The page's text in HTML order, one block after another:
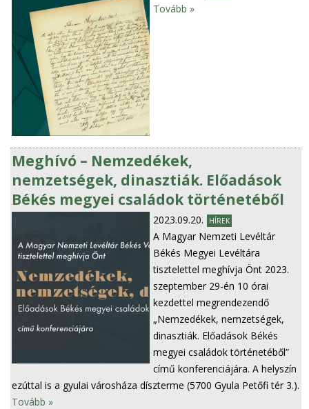
Tovább »
Meghívó – Nemzedékek,
nemzetségek, dinasztiák. Előadások
Békés megyei családok történetéből
2023.09.20. HÍREK
A Magyar Nemzeti Levéltár
Békés Megyei Levéltára
tisztelettel meghívja Önt 2023.
szeptember 29-én 10 órai
kezdettel megrendezendő
„Nemzedékek, nemzetségek,
dinasztiák. Előadások Békés
megyei családok történetéből”
című konferenciájára. A helyszín
ezúttal is a gyulai városháza díszterme (5700 Gyula Petőfi tér 3.).
Tovább »